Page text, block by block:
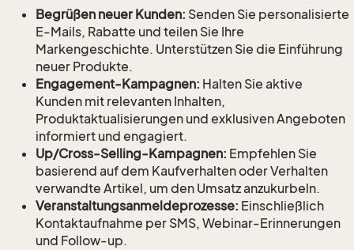
Begrüßen neuer Kunden: Senden Sie personalisierte
E-Mails, Rabatte und teilen Sie Ihre
Markengeschichte. Unterstützen Sie die Einführung
neuer Produkte.
Engagement-Kampagnen: Halten Sie aktive
Kunden mit relevanten Inhalten,
Produktaktualisierungen und exklusiven Angeboten
informiert und engagiert.
Up/Cross-Selling-Kampagnen: Empfehlen Sie
basierend auf dem Kaufverhalten oder Verhalten
verwandte Artikel, um den Umsatz anzukurbeln.
Veranstaltungsanmeldeprozesse: Einschließlich
Kontaktaufnahme per SMS, Webinar-Erinnerungen
und Follow-up.